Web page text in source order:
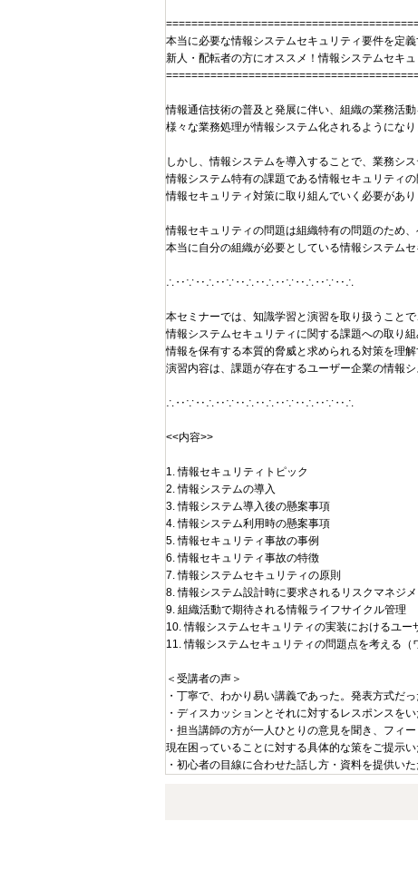
本当に必要な情報システムセキュリティ要件を定
新人・配転者の方にオススメ！情報システムセキ
情報通信技術の普及と発展に伴い、組織の業務活動
様々な業務処理が情報システム化されるようになり
しかし、情報システムを導入することで、業務シス
情報システム特有の課題である情報セキュリティの
情報セキュリティ対策に取り組んでいく必要があり
情報セキュリティの問題は組織特有の問題のため
本当に自分の組織が必要としている情報システム
∴‥∵‥∴‥∵‥∴‥∴‥∵‥∴‥∵‥∴
本セミナーでは、知識学習と演習を取り扱うこと
情報システムセキュリティに関する課題への取り組
情報を保有する本質的脅威と求められる対策を理解
演習内容は、課題が存在するユーザー企業の情報
∴‥∵‥∴‥∵‥∴‥∴‥∵‥∴‥∵‥∴
<<内容>>
1. 情報セキュリティトピック
2. 情報システムの導入
3. 情報システム導入後の懸案事項
4. 情報システム利用時の懸案事項
5. 情報セキュリティ事故の事例
6. 情報セキュリティ事故の特徴
7. 情報システムセキュリティの原則
8. 情報システム設計時に要求されるリスクマネジメ
9. 組織活動で期待される情報ライフサイクル管理
10. 情報システムセキュリティの実装におけるユー
11. 情報システムセキュリティの問題点を考える（
＜受講者の声＞
・丁寧で、わかり易い講義であった。発表方式だ
・ディスカッションとそれに対するレスポンスを
・担当講師の方が一人ひとりの意見を聞き、フィ
現在困っていることに対する具体的な策をご提示い
・初心者の目線に合わせた話し方・資料を提供いた